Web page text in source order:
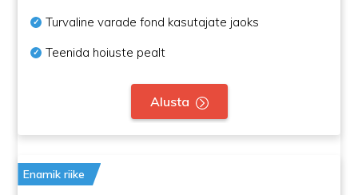
Turvaline varade fond kasutajate jaoks
Teenida hoiuste pealt
Alusta
Enamik riike